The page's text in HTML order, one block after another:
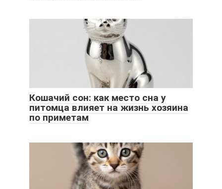
Кошачий сон: как место сна у
питомца влияет на жизнь хозяина
по приметам